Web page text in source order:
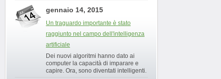
gennaio 14, 2015
Un traguardo importante è stato
raggiunto nel campo dell'intelligenza
artificiale
Dei nuovi algoritmi hanno dato ai
computer la capacità di imparare e
capire. Ora, sono diventati intelligenti.